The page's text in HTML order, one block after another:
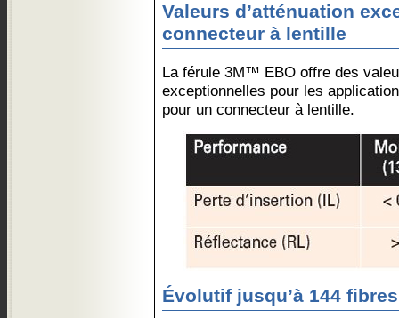
Valeurs d’atténuation
connecteur à lentille
La férule 3M™ EBO offre des
exceptionnelles pour les
pour un connecteur à lentille.
Évolutif jusqu’à 144 fibres